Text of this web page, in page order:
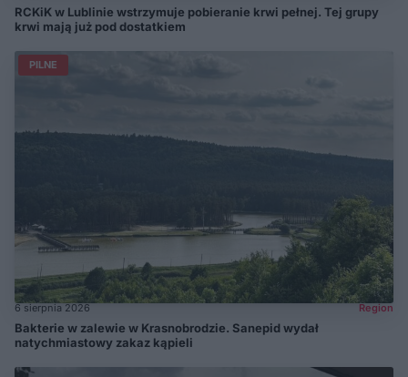
RCKiK w Lublinie wstrzymuje pobieranie krwi pełnej. Tej grupy
krwi mają już pod dostatkiem
PILNE
6 sierpnia 2026 Region
Bakterie w zalewie w Krasnobrodzie. Sanepid wydał
natychmiastowy zakaz kąpieli